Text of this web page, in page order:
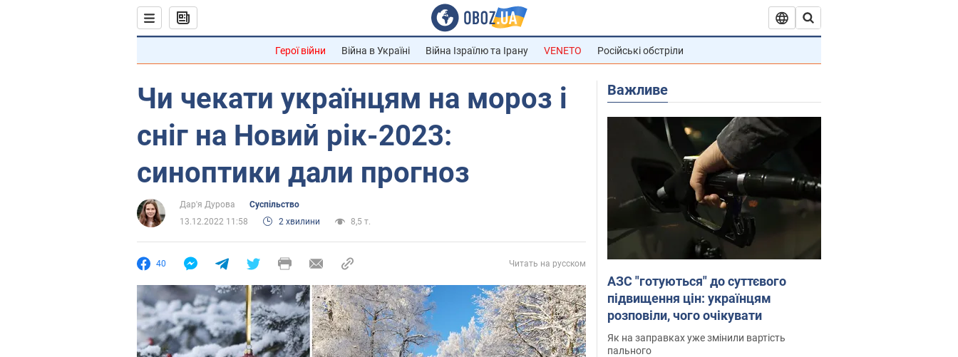
Герої війни Війна в Україні Війна Ізраїлю та Ірану VENETO Російські обстріли
Чи чекати українцям на мороз і
сніг на Новий рік-2023:
синоптики дали прогноз
Дар'я Дурова
Суспільство
13.12.2022 11:58
2 хвилини 8,5 т.
40 Читать на русском
Важливе
АЗС "готуються" до суттєвого
підвищення цін: українцям
розповіли, чого очікувати
Як на заправках уже змінили вартість
пального